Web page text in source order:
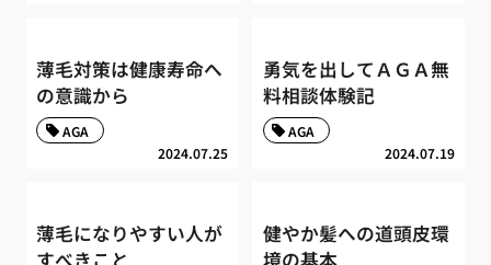
薄毛対策は健康寿命へ
の意識から
2024.07.25
AGA
勇気を出してＡＧＡ無
料相談体験記
2024.07.19
AGA
薄毛になりやすい人が
すべきこと
健やか髪への道頭皮環
境の基本